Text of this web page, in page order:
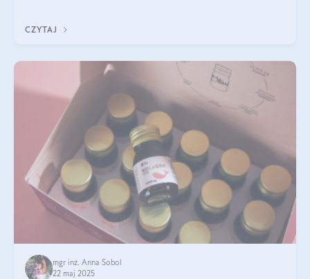
CZYTAJ
mgr inż. Anna Sobol
22 maj 2025